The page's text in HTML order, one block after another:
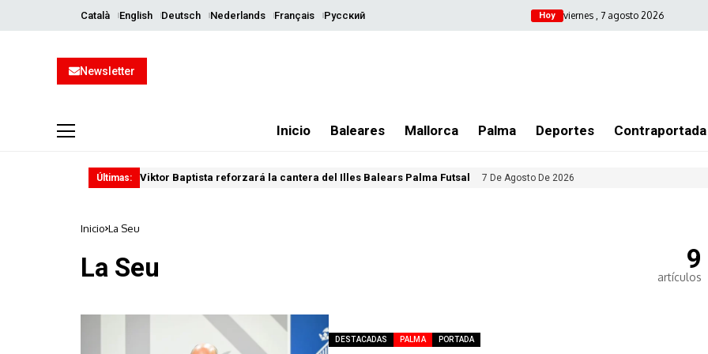
Català English Deutsch Nederlands Français Русский Hoy viernes , 7 agosto 2026
Newsletter
Inicio Baleares Mallorca Palma Deportes Contraportada
Últimas: Viktor Baptista reforzará la cantera del Illes Balears Palma Futsal 7 De Agosto De 2026
Inicio La Seu
La Seu 9
artículos
DESTACADAS PALMA PORTADA